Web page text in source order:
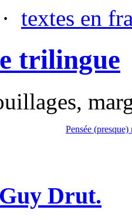
· textes en
trilingue
Pensée (presque)
Drut.